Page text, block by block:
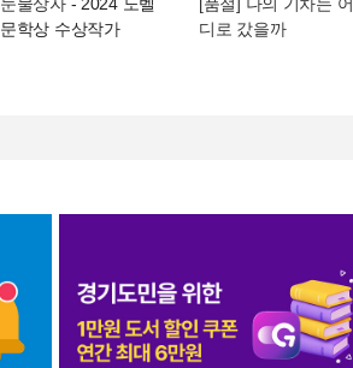
문학상 수상작가
디로 갔을까